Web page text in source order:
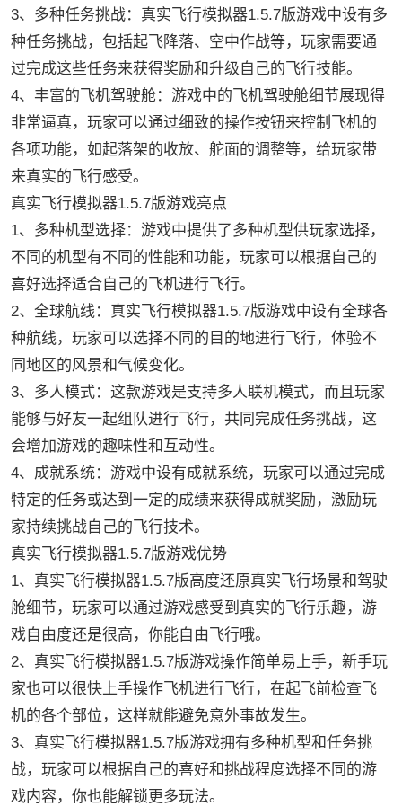
3、多种任务挑战：真实飞行模拟器1.5.7版游戏中设有多
种任务挑战，包括起飞降落、空中作战等，玩家需要通
过完成这些任务来获得奖励和升级自己的飞行技能。
4、丰富的飞机驾驶舱：游戏中的飞机驾驶舱细节展现得
非常逼真，玩家可以通过细致的操作按钮来控制飞机的
各项功能，如起落架的收放、舵面的调整等，给玩家带
来真实的飞行感受。
真实飞行模拟器1.5.7版游戏亮点
1、多种机型选择：游戏中提供了多种机型供玩家选择，
不同的机型有不同的性能和功能，玩家可以根据自己的
喜好选择适合自己的飞机进行飞行。
2、全球航线：真实飞行模拟器1.5.7版游戏中设有全球各
种航线，玩家可以选择不同的目的地进行飞行，体验不
同地区的风景和气候变化。
3、多人模式：这款游戏是支持多人联机模式，而且玩家
能够与好友一起组队进行飞行，共同完成任务挑战，这
会增加游戏的趣味性和互动性。
4、成就系统：游戏中设有成就系统，玩家可以通过完成
特定的任务或达到一定的成绩来获得成就奖励，激励玩
家持续挑战自己的飞行技术。
真实飞行模拟器1.5.7版游戏优势
1、真实飞行模拟器1.5.7版高度还原真实飞行场景和驾驶
舱细节，玩家可以通过游戏感受到真实的飞行乐趣，游
戏自由度还是很高，你能自由飞行哦。
2、真实飞行模拟器1.5.7版游戏操作简单易上手，新手玩
家也可以很快上手操作飞机进行飞行，在起飞前检查飞
机的各个部位，这样就能避免意外事故发生。
3、真实飞行模拟器1.5.7版游戏拥有多种机型和任务挑
战，玩家可以根据自己的喜好和挑战程度选择不同的游
戏内容，你也能解锁更多玩法。